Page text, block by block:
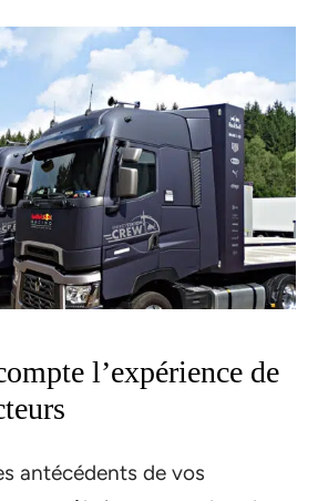
l’expérience de
antécédents de vos